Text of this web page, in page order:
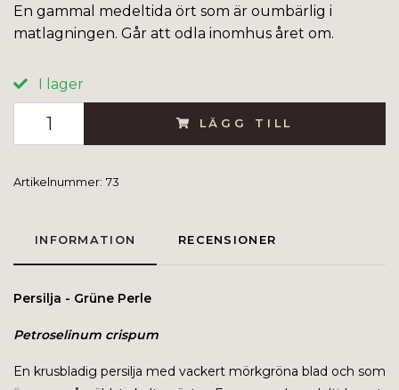
En gammal medeltida ört som är oumbärlig i
matlagningen. Går att odla inomhus året om.
I lager
LÄGG TILL
Artikelnummer: 73
INFORMATION RECENSIONER
Persilja - Grüne Perle
Petroselinum crispum
En krusbladig persilja med vackert mörkgröna blad och som